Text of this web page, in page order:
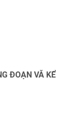
ĐOẠN VĂ KỂ